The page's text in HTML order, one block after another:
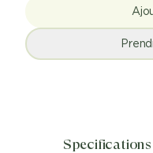
Specifications